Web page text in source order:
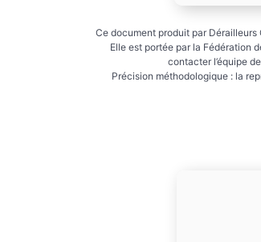
Ce document produit par
Elle est portée par la Fédération
contacter l’équipe
Précision méthodologique : la